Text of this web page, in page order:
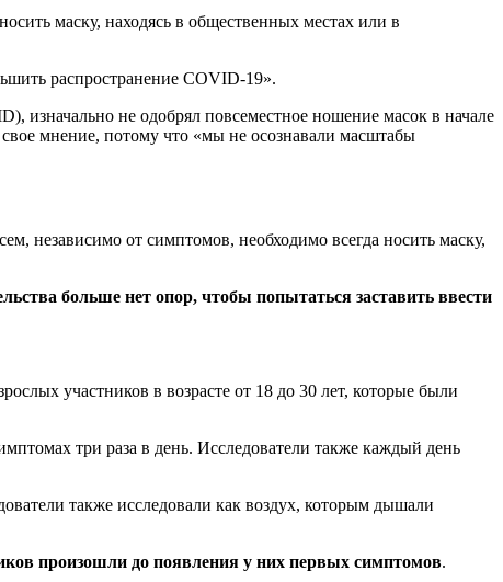
маску, находясь в общественных местах или в
распространение COVID-19».
не одобрял повсеместное ношение масок в начале
мнение, потому что «мы не осознавали масштабы
независимо от симптомов, необходимо всегда носить маску,
больше нет опор, чтобы попытаться заставить ввести
участников в возрасте от 18 до 30 лет, которые были
три раза в день. Исследователи также каждый день
также исследовали как воздух, которым дышали
произошли до появления у них первых симптомов.